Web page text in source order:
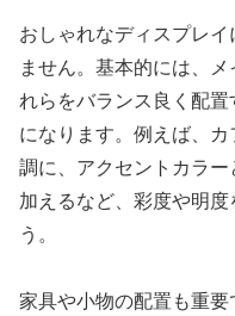
おしゃれなディスプレ
ません。基本的には、
れらをバランス良く配
になります。例えば、
調に、アクセントカラ
加えるなど、彩度や明
う。
家具や小物の配置も重